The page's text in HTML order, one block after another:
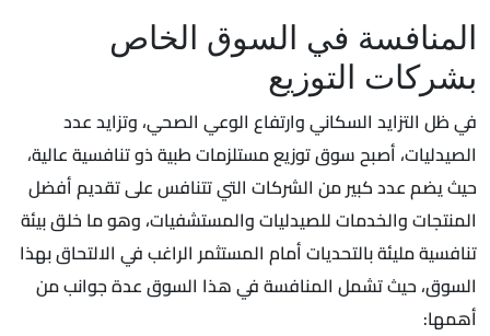
المنافسة في السوق الخاص
بشركات التوزيع
في ظل التزايد السكاني وارتفاع الوعي الصحي، وتزايد عدد
الصيدليات، أصبح سوق توزيع مستلزمات طبية ذو تنافسية عالية،
حيث يضم عدد كبير من الشركات التي تتنافس على تقديم أفضل
المنتجات والخدمات للصيدليات والمستشفيات، وهو ما خلق بيئة
تنافسية مليئة بالتحديات أمام المستثمر الراغب في الالتحاق بهذا
السوق، حيث تشمل المنافسة في هذا السوق عدة جوانب من
أهمها: